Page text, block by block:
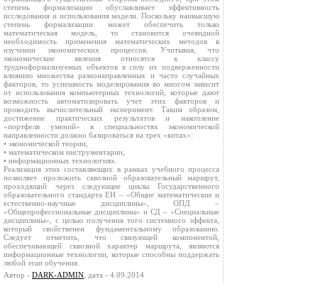
степень формализации обуславливает эффективность
исследования и использования модели. Поскольку наивысшую
степень формализации может обеспечить только
математическая модель, то становится очевидной
необходимость применения математических методов в
изучении экономических процессов. Учитывая, что
экономические явления относятся к классу
трудноформализуемых объектов в силу их подверженности
влиянию множества разнонаправленных и часто случайных
факторов, то успешность моделирования во многом зависит
от использования компьютерных технологий, которые дают
возможность автоматизировать учет этих факторов и
проводить вычислительный эксперимент. Таким образом,
достижение практических результатов и накопление
«портфеля умений» в специальностях экономической
направленности должно базироваться на трех «китах»:
• экономической теории,
• математическом инструментарии,
• информационных технологиях.
Реализация этих составляющих в рамках учебного процесса
позволяет проложить сквозной образовательный маршрут,
проходящий через следующие циклы Государственного
образовательного стандарта ЕН – «Общие математические и
естественно-научные дисциплины», ОПД –
«Общепрофессиональные дисциплины» и СД – «Специальные
дисциплины», с целью получения того системного эффекта,
который свойственен фундаментальному образованию.
Следует отметить, что связующей компонентой,
обеспечивающей сквозной характер маршрута, являются
информационные технологии, которые способны поддержать
любой этап обучения.
Автор - DARK-ADMIN , дата - 4.09.2014